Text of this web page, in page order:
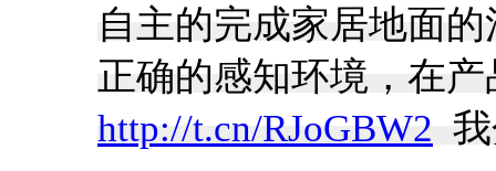
自主的完成家居地面
正确的感知环境，在
http://t.cn/RJoGBW2